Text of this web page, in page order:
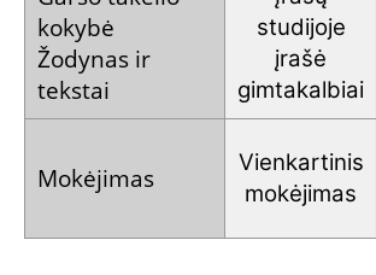
kokybė
Žodynas ir
tekstai
studijoje
įrašė
gimtakalbiai
Mokėjimas
Vienkartinis
mokėjimas